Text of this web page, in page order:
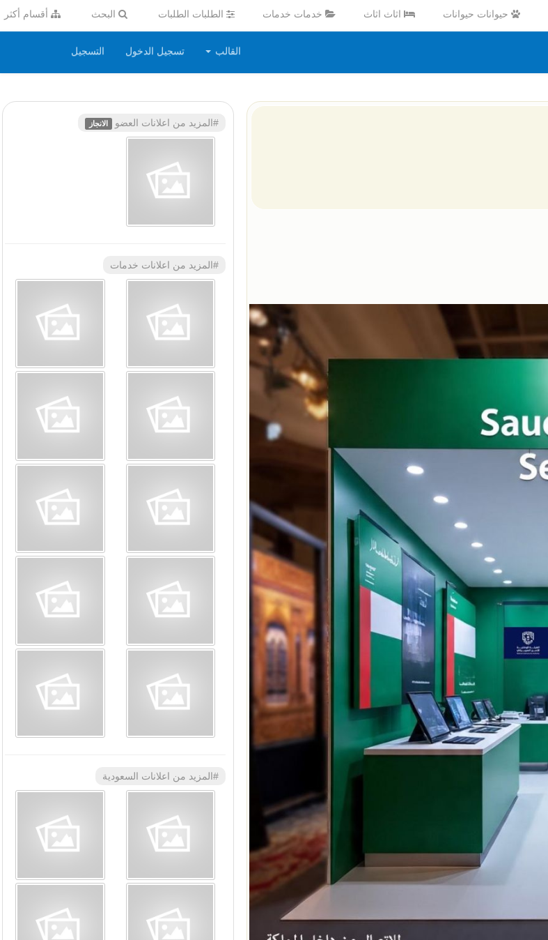
حيوانات حيوانات اثاث اثاث خدمات خدمات الطلبات الطلبات البحث أقسام أكثر
القالب تسجيل الدخول التسجيل
#المزيد من اعلانات العضو الانجاز
#المزيد من اعلانات خدمات
#المزيد من اعلانات السعودية